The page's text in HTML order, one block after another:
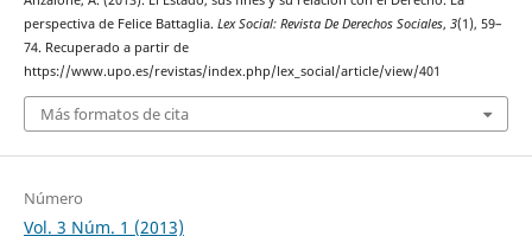
perspectiva de Felice Battaglia. Lex Social: Revista De Derechos Sociales, 3(1), 59–
74. Recuperado a partir de
https://www.upo.es/revistas/index.php/lex_social/article/view/401
Más formatos de cita
Número
Vol. 3 Núm. 1 (2013)